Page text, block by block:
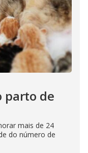
parto de
mais de 24
do número de